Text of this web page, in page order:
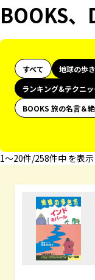
BOOKS
すべて 地球の歩
ランキング&テクニッ
BOOKS 旅の名言＆
1〜20件/258件中 を表示